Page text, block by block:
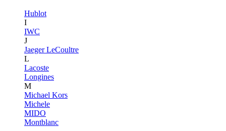
Hublot
I
IWC
J
Jaeger LeCoultre
L
Lacoste
Longines
M
Michael Kors
Michele
MIDO
Montblanc